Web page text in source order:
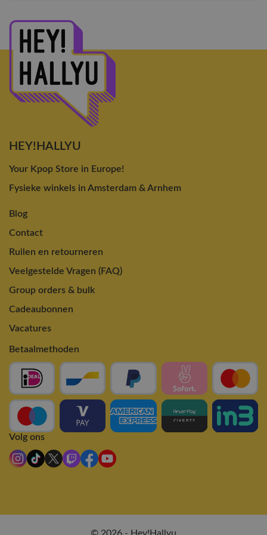
HEY!HALLYU
Your Kpop Store in Europe!
Fysieke winkels in Amsterdam & Arnhem
Blog
Contact
Ruilen en retourneren
Veelgestelde Vragen (FAQ)
Group orders & bulk
Cadeaubonnen
Vacatures
Betaalmethoden
Volg ons